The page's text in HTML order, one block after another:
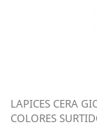
LAPICES CERA
COLORES